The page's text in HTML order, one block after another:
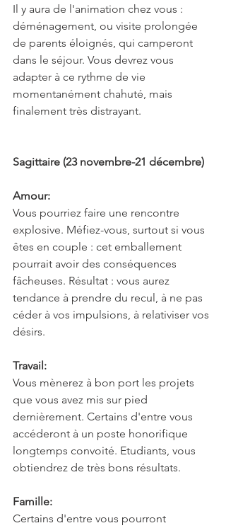
Il y aura de l'animation chez vous :
déménagement, ou visite prolongée
de parents éloignés, qui camperont
dans le séjour. Vous devrez vous
adapter à ce rythme de vie
momentanément chahuté, mais
finalement très distrayant.
Sagittaire (23 novembre-21 décembre)
Amour:
Vous pourriez faire une rencontre
explosive. Méfiez-vous, surtout si vous
êtes en couple : cet emballement
pourrait avoir des conséquences
fâcheuses. Résultat : vous aurez
tendance à prendre du recul, à ne pas
céder à vos impulsions, à relativiser vos
désirs.
Travail:
Vous mènerez à bon port les projets
que vous avez mis sur pied
dernièrement. Certains d'entre vous
accéderont à un poste honorifique
longtemps convoité. Etudiants, vous
obtiendrez de très bons résultats.
Famille:
Certains d'entre vous pourront